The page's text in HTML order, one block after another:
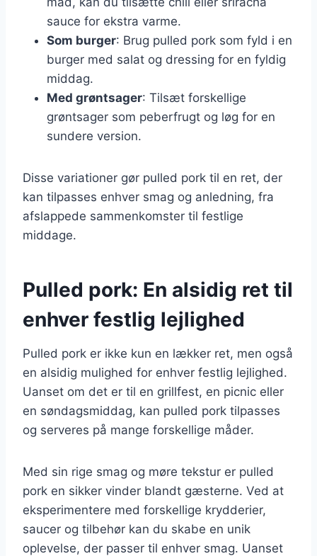
sauce for ekstra varme.
Som burger: Brug pulled pork som fyld i en
burger med salat og dressing for en fyldig
middag.
Med grøntsager: Tilsæt forskellige
grøntsager som peberfrugt og løg for en
sundere version.
Disse variationer gør pulled pork til en ret, der
kan tilpasses enhver smag og anledning, fra
afslappede sammenkomster til festlige
middage.
Pulled pork: En alsidig ret til
enhver festlig lejlighed
Pulled pork er ikke kun en lækker ret, men også
en alsidig mulighed for enhver festlig lejlighed.
Uanset om det er til en grillfest, en picnic eller
en søndagsmiddag, kan pulled pork tilpasses
og serveres på mange forskellige måder.
Med sin rige smag og møre tekstur er pulled
pork en sikker vinder blandt gæsterne. Ved at
eksperimentere med forskellige krydderier,
saucer og tilbehør kan du skabe en unik
oplevelse, der passer til enhver smag. Uanset